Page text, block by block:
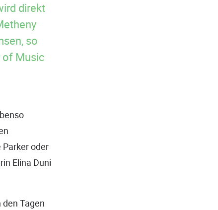
direkt
so
of Music
Parker oder
Elina Duni
Tagen